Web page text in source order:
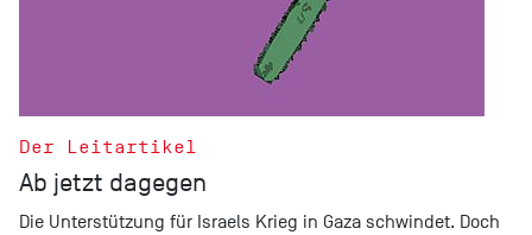
Der Leitartikel
Ab jetzt dagegen
Die Unterstützung für Israels Krieg in Gaza schwindet. Doch